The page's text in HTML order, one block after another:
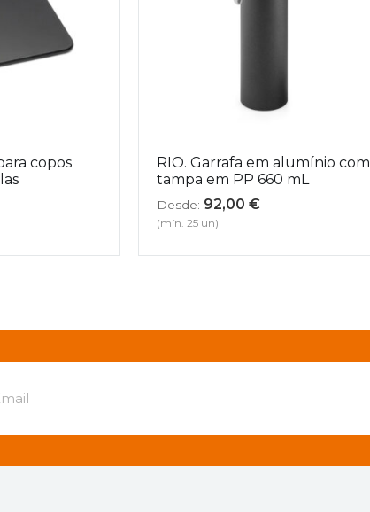
copos
RIO. Garrafa em alumínio com
tampa em PP 660 mL
Desde: 92,00 €
(mín. 25 un)